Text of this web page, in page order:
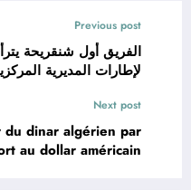
Previous post
الفريق أول شنقريحة
لإطارات المديرية
Next post
du dinar algérien par
au dollar américain